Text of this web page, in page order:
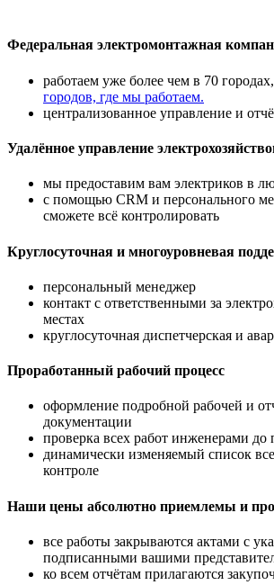
Федеральная электромонтажная
работаем уже более чем в 70 городах,
городов, где мы работаем.
централизованное управление и
Удалённое управление
мы предоставим вам электриков в
с помощью CRM и персонального
сможете всё контролировать
Круглосуточная и многоуровневая
персональный менеджер
контакт с ответственными за
местах
круглосуточная диспетчерская и
Проработанный рабочий процесс
оформление подробной рабочей и
документации
проверка всех работ инженерами до
динамически изменяемый список
контроле
Наши цены абсолютно приемлемы и
все работы закрываются актами с
подписанными вашими
ко всем отчётам прилагаются